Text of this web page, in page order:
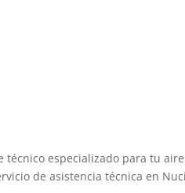
técnico especializado para tu
de asistencia técnica en